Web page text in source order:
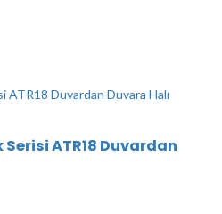
ATR18 Duvardan